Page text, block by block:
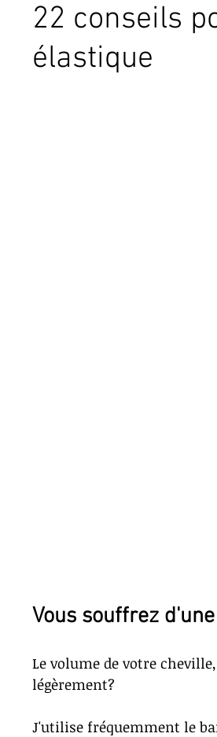
22 conseils
élastique
Vous souffrez
Le volume de votre
légèrement?
J'utilise fréquemment le